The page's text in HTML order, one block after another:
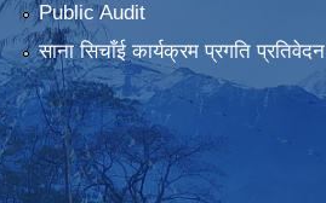
Public Audit
साना सिचाँई कार्यक्रम प्रगति प्रतिवेदन